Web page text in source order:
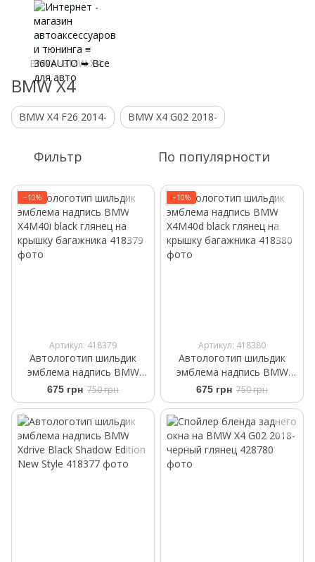
BMW BMW X4
BMW X4
BMW X4 F26 2014- BMW X4 G02 2018-
Фильтр По популярности
−10%
Артикул: 418379
Автологотип шильдик
эмблема надпись BMW
X4M40i black глянец на
крышку багажника
675 грн 750 грн
−10%
Артикул: 418380
Автологотип шильдик
эмблема надпись BMW
X4M40d black глянец на
крышку багажника
675 грн 750 грн